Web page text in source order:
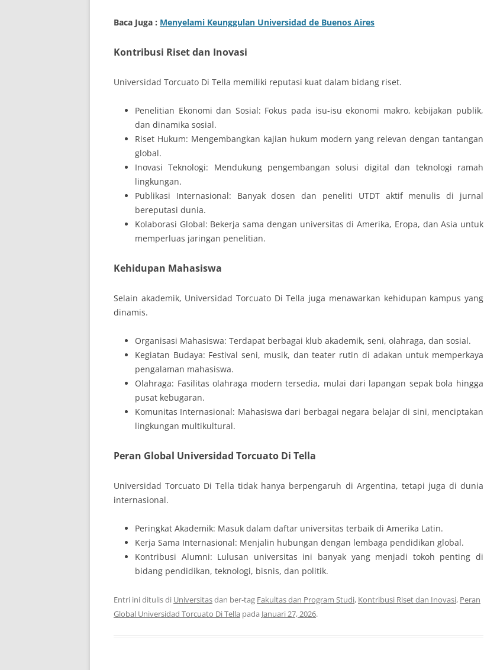
Baca Juga : Menyelami Keunggulan Universidad de Buenos Aires
Kontribusi Riset dan Inovasi
Universidad Torcuato Di Tella memiliki reputasi kuat dalam bidang riset.
Penelitian Ekonomi dan Sosial: Fokus pada isu-isu ekonomi makro, kebijakan publik,
dan dinamika sosial.
Riset Hukum: Mengembangkan kajian hukum modern yang relevan dengan tantangan
global.
Inovasi Teknologi: Mendukung pengembangan solusi digital dan teknologi ramah
lingkungan.
Publikasi Internasional: Banyak dosen dan peneliti UTDT aktif menulis di jurnal
bereputasi dunia.
Kolaborasi Global: Bekerja sama dengan universitas di Amerika, Eropa, dan Asia untuk
memperluas jaringan penelitian.
Kehidupan Mahasiswa
Selain akademik, Universidad Torcuato Di Tella juga menawarkan kehidupan kampus yang
dinamis.
Organisasi Mahasiswa: Terdapat berbagai klub akademik, seni, olahraga, dan sosial.
Kegiatan Budaya: Festival seni, musik, dan teater rutin di adakan untuk memperkaya
pengalaman mahasiswa.
Olahraga: Fasilitas olahraga modern tersedia, mulai dari lapangan sepak bola hingga
pusat kebugaran.
Komunitas Internasional: Mahasiswa dari berbagai negara belajar di sini, menciptakan
lingkungan multikultural.
Peran Global Universidad Torcuato Di Tella
Universidad Torcuato Di Tella tidak hanya berpengaruh di Argentina, tetapi juga di dunia
internasional.
Peringkat Akademik: Masuk dalam daftar universitas terbaik di Amerika Latin.
Kerja Sama Internasional: Menjalin hubungan dengan lembaga pendidikan global.
Kontribusi Alumni: Lulusan universitas ini banyak yang menjadi tokoh penting di
bidang pendidikan, teknologi, bisnis, dan politik.
Entri ini ditulis di Universitasdan ber-tag Fakultas dan Program Studi, Kontribusi Riset dan Inovasi, Peran
Global Universidad Torcuato Di Tella pada Januari 27, 2026.